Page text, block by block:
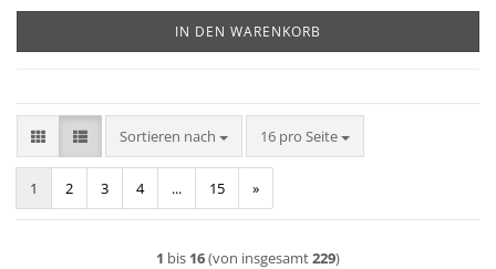
IN DEN WARENKORB
Sortieren nach
Sortieren nach 16 pro Seite
pro Seite
1 2 3 4 ... 15 »
1 bis 16(von insgesamt229)